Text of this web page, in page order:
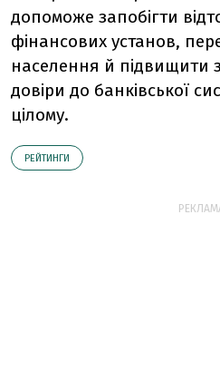
допоможе запобігти
фінансових установ,
населення й підвищити
довіри до банківської
цілому.
РЕЙТИНГИ